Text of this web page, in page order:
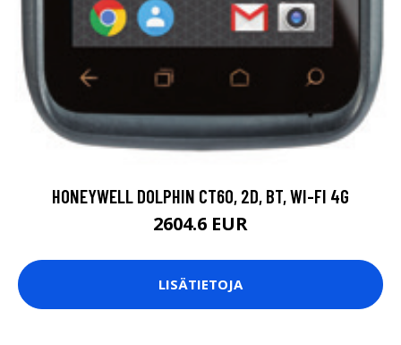
HONEYWELL DOLPHIN CT60, 2D, BT, WI-FI 4G
2604.6 EUR
LISÄTIETOJA